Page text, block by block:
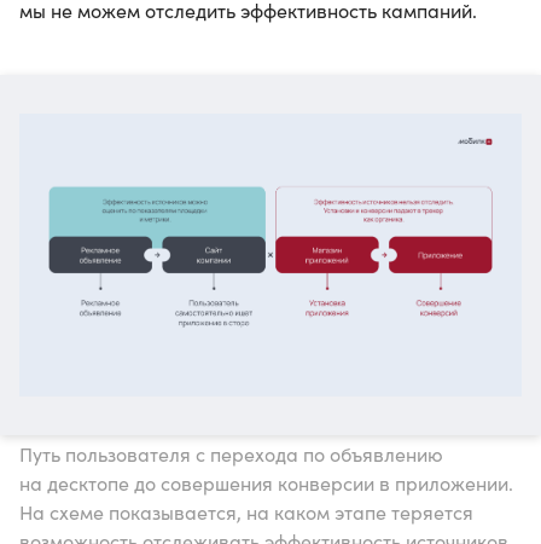
мы не можем отследить эффективность кампаний.
Путь пользователя с перехода по объявлению
на десктопе до совершения конверсии в приложении.
На схеме показывается, на каком этапе теряется